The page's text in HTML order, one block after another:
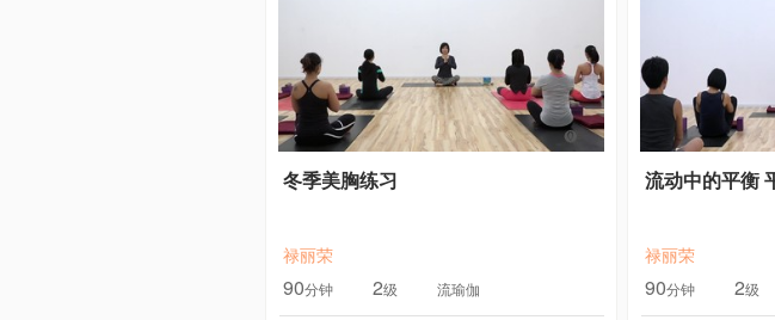
冬季美胸练习
禄丽荣
90分钟 2级 流瑜伽
流动中的平衡
禄丽荣
90分钟 2级